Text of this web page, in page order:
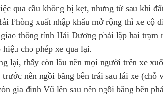
qua cầu không bị kẹt, nhưng từ sau khi
Phòng xuất nhập khẩu mở rộng thì xe cộ
thông tỉnh Hải Dương phải lập hai trạm
hiệu cho phép xe qua lại.
lại, thấy còn lâu nên mọi người trên xe
trước nên ngồi băng bên trái sau lái xe
gia đình Vũ lên sau nên ngồi băng bên